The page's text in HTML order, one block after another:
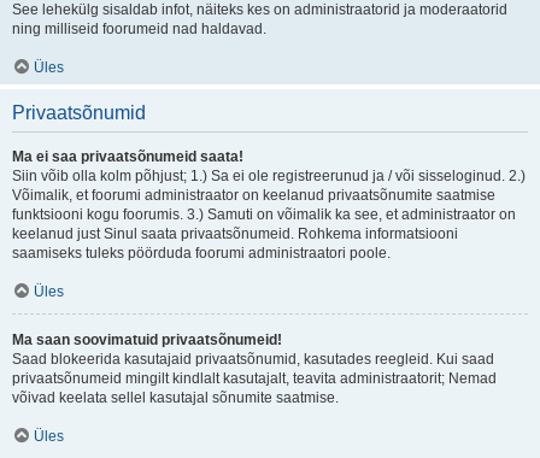
See lehekülg sisaldab infot, näiteks kes on administraatorid ja moderaatorid
ning milliseid foorumeid nad haldavad.
Üles
Privaatsõnumid
Ma ei saa privaatsõnumeid saata!
Siin võib olla kolm põhjust; 1.) Sa ei ole registreerunud ja / või sisseloginud. 2.)
Võimalik, et foorumi administraator on keelanud privaatsõnumite saatmise
funktsiooni kogu foorumis. 3.) Samuti on võimalik ka see, et administraator on
keelanud just Sinul saata privaatsõnumeid. Rohkema informatsiooni
saamiseks tuleks pöörduda foorumi administraatori poole.
Üles
Ma saan soovimatuid privaatsõnumeid!
Saad blokeerida kasutajaid privaatsõnumid, kasutades reegleid. Kui saad
privaatsõnumeid mingilt kindlalt kasutajalt, teavita administraatorit; Nemad
võivad keelata sellel kasutajal sõnumite saatmise.
Üles